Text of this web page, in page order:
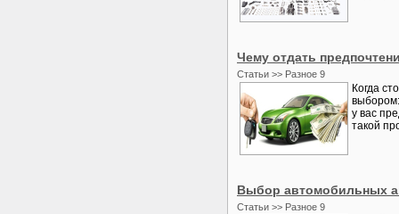
Чему отдать
Статьи >> Разное 9
Когда
у вас
такой
Выбор автомобильных
Статьи >> Разное 9